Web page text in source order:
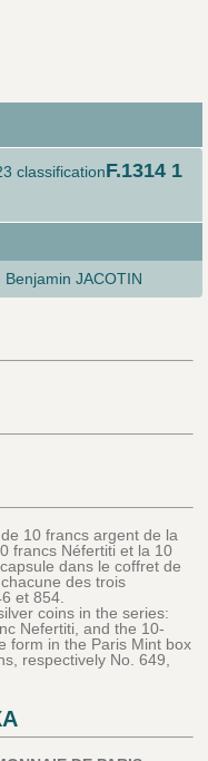
classificationF.1314 1
JACOTIN
10 francs argent de la
francs Néfertiti et la 10
dans le coffret de
des trois
et 854.
coins in the series:
Nefertiti, and the 10-
form in the Paris Mint box
respectively No. 649,